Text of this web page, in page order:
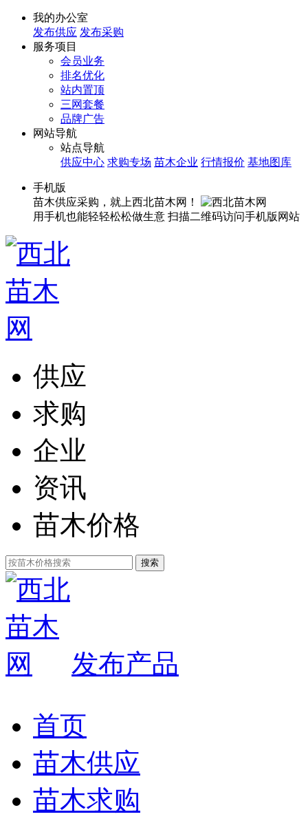
我的办公室
发布供应 发布采购
服务项目
会员业务
排名优化
站内置顶
三网套餐
品牌广告
网站导航
站点导航
供应中心 求购专场 苗木企业 行情报价 基地图库
手机版
苗木供应采购，就上西北苗木网！
用手机也能轻轻松松做生意 扫描二维码访问手机版网站
供应
求购
企业
资讯
苗木价格
发布产品
首页
苗木供应
苗木求购